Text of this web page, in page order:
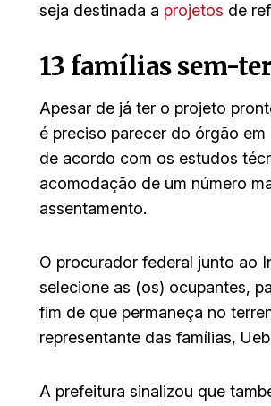
seja destinada a projetos de
13 famílias sem-
Apesar de já ter o projeto
é preciso parecer do órgão em
de acordo com os estudos
acomodação de um número
assentamento.
O procurador federal junto ao
selecione as (os) ocupantes,
fim de que permaneça no
representante das famílias,
A prefeitura sinalizou que